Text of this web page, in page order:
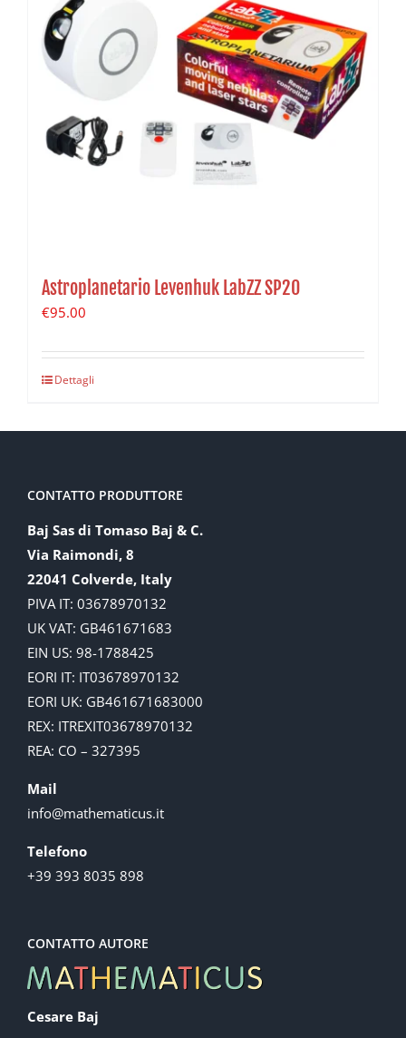
Astroplanetario Levenhuk LabZZ SP20
€95.00
Dettagli
CONTATTO PRODUTTORE
Baj Sas di Tomaso Baj & C.
Via Raimondi, 8
22041 Colverde, Italy
PIVA IT: 03678970132
UK VAT: GB461671683
EIN US: 98-1788425
EORI IT: IT03678970132
EORI UK: GB461671683000
REX: ITREXIT03678970132
REA: CO – 327395
Mail
info@mathematicus.it
Telefono
+39 393 8035 898
CONTATTO AUTORE
Cesare Baj